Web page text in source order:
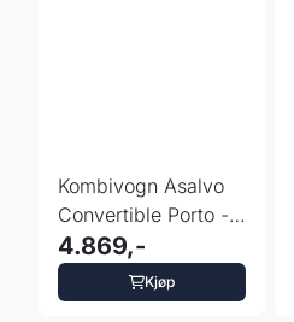
Kombivogn Asalvo
Convertible Porto -
fargevalg
4.869,-
Kjøp